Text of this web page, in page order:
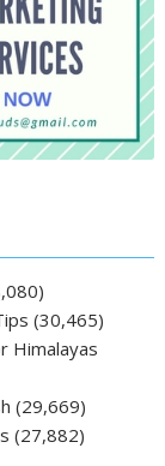
(30,465)
Himalayas
(29,669)
(27,882)